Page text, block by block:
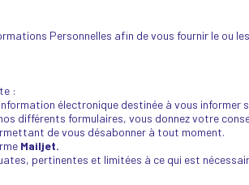
Personnelles afin de vous fournir le ou
:
électronique destinée à vous
différents formulaires, vous donnez votre
de vous désabonner à tout moment.
Mailjet.
pertinentes et limitées à ce qui est